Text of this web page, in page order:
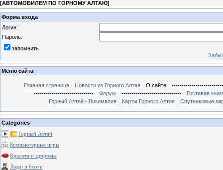
[АВТОМОБИЛЕМ ПО ГОРНОМУ АЛТАЮ]
Форма входа
Логин:
Пароль:
запомнить
Меню сайта
Главная страница Новости из Горного Алтая О сайте
------------------------------
Форум ------------------------------
Гостевая
Горный Алтай - Викимапия
Карты Горного Алтая Спутниковые
Categories
Горный Алтай
Компьютерные игры
Красота и здоровье
Люди и блоги